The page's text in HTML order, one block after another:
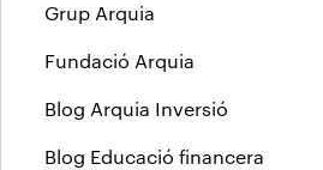
Grup Arquia
Fundació Arquia
Blog Arquia Inversió
Blog Educació financera